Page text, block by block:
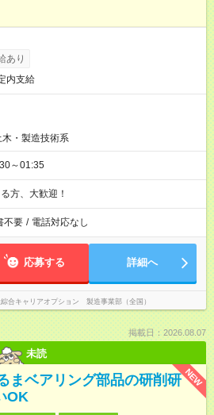
あり
内支給
・製造技術系
～01:35
方、大歓迎！
不要 / 電話対応なし
応募する 詳細へ
合キャリアオプション 製造事業部（全国）
掲載日：2026.08.07
未読
NEW
まベアリング部品の研削研
OK